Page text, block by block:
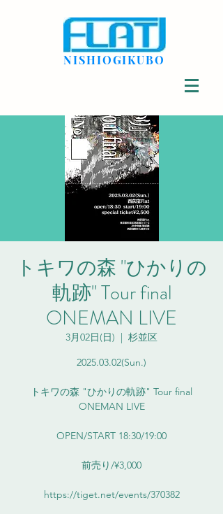
NISHIOGIKUBO
トキワの森 "ひかりの
軌跡" Tour final
ONEMAN LIVE
3月02日(日)
  |
杉並区
2025.03.02(Sun.)
トキワの森 "ひかりの軌跡" Tour final
ONEMAN LIVE
OPEN/START 18:30/19:00
前売り/¥3,000
https://tiget.net/events/370382